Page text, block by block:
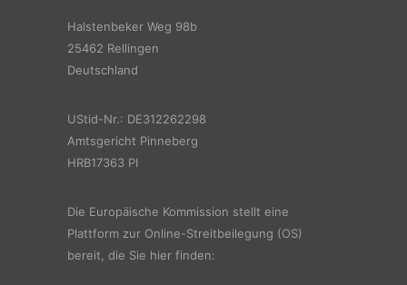
Halstenbeker Weg 98b
25462 Rellingen
Deutschland
UStid-Nr.: DE312262298
Amtsgericht Pinneberg
HRB17363 PI
Die Europäische Kommission stellt eine
Plattform zur Online-Streitbeilegung (OS)
bereit, die Sie hier finden: